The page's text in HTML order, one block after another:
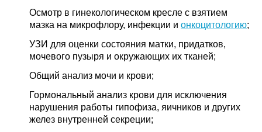
Осмотр в гинекологическом кресле с взятием
мазка на микрофлору, инфекции и онкоцитологию;
УЗИ для оценки состояния матки, придатков,
мочевого пузыря и окружающих их тканей;
Общий анализ мочи и крови;
Гормональный анализ крови для исключения
нарушения работы гипофиза, яичников и других
желез внутренней секреции;